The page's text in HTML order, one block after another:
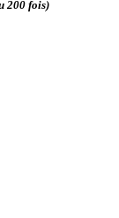
200 fois)